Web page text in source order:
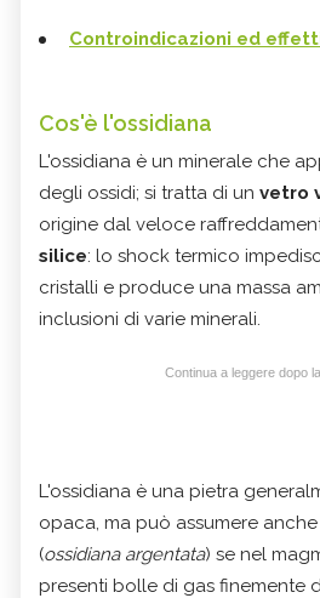
Controindicazioni ed
Cos'è l'ossidiana
L'ossidiana è un minerale che
degli ossidi; si tratta di un vetro
origine dal veloce
silice: lo shock termico
cristalli e produce una massa
inclusioni di varie minerali.
Continua a leggere dopo
L'ossidiana è una pietra
opaca, ma può assumere
(ossidiana argentata) se nel
presenti bolle di gas finemente